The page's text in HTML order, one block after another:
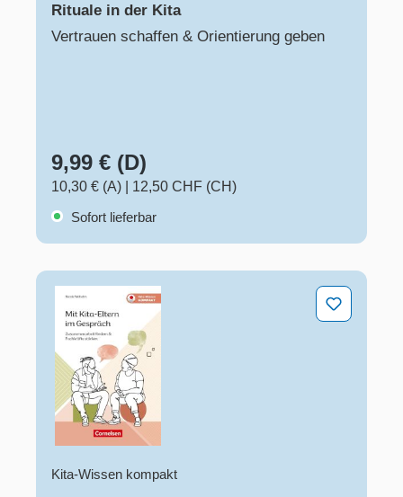
Rituale in der Kita
Vertrauen schaffen & Orientierung geben
9,99 € (D)
10,30 € (A)
12,50 CHF (CH)
Sofort lieferbar
Mit Kita-Eltern im Gespräch
Kita-Wissen kompakt